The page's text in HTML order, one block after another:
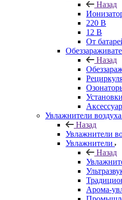
Назад
220 В
12 В
От
Назад
Увлажнители воздуха
Назад
Увлажнители
Увлажнители
Назад
Арома-